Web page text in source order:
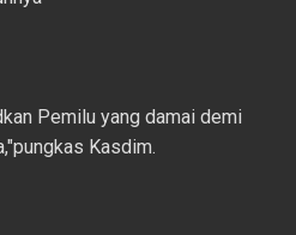
Pemilu yang damai demi
Kasdim.